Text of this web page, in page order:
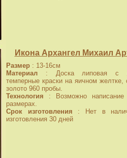
Икона Архангел Михаил
Размер : 13-16см
Материал : Доска липовая с
темперные краски на яичном желтке,
золото 960 пробы.
Технология : Возможно написание
размерах.
Срок изготовления : Нет в
изготовления 30 дней